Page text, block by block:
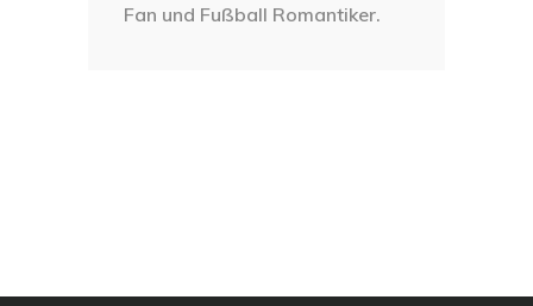
Fan und Fußball Romantiker.